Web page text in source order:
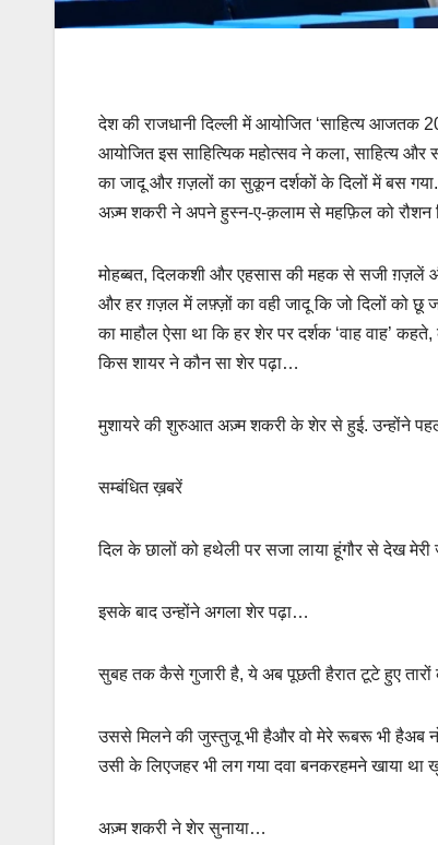
देश की राजधानी दिल्ली में आयोजित ‘साहित्य आजतक
आयोजित इस साहित्यिक महोत्सव ने कला, साहित्य और
का जादू और ग़ज़लों का सुकून दर्शकों के दिलों में बस
अज़्म शकरी ने अपने हुस्न-ए-क़लाम से महफ़िल को रौशन
मोहब्बत, दिलकशी और एहसास की महक से सजी ग़ज़लें
और हर ग़ज़ल में लफ़्ज़ों का वही जादू कि जो दिलों को छू
का माहौल ऐसा था कि हर शेर पर दर्शक ‘वाह वाह’
किस शायर ने कौन सा शेर पढ़ा…
मुशायरे की शुरुआत अज़्म शकरी के शेर से हुई. उन्होंने
सम्बंधित ख़बरें
दिल के छालों को हथेली पर सजा लाया हूंगौर से देख
इसके बाद उन्होंने अगला शेर पढ़ा…
सुबह तक कैसे गुजारी है, ये अब पूछती हैरात टूटे हुए
उससे मिलने की जुस्तुजू भी हैऔर वो मेरे रूबरू भी हैअब
उसी के लिएजहर भी लग गया दवा बनकरहमने खाया था
अज़्म शकरी ने शेर सुनाया…